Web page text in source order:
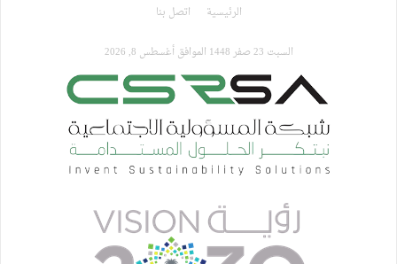
الرئيسية اتصل بنا
السبت 23 صفر 1448 الموافق أغسطس 8, 2026